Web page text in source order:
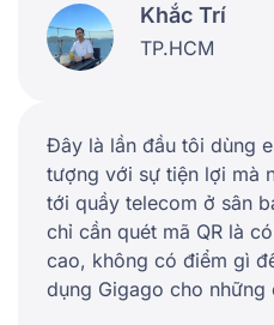
Khắc Trí
TP.HCM
Đây là lần đầu tôi dùng
tượng với sự tiện lợi mà
tới quầy telecom ở sân
chỉ cần quét mã QR là
cao, không có điểm gì
dụng Gigago cho những